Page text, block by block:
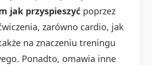
jak przyspieszyć poprzez
zarówno cardio, jak
na znaczeniu treningu
Ponadto, omawia inne